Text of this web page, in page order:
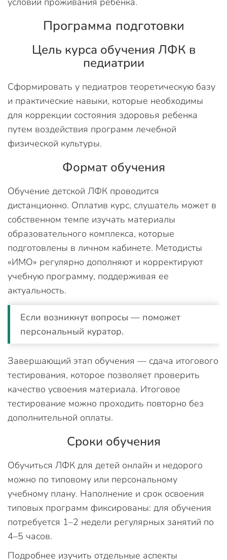
Программа подготовки
Цель курса обучения ЛФК в
педиатрии
Сформировать у педиатров теоретическую базу
и практические навыки, которые необходимы
для коррекции состояния здоровья ребенка
путем воздействия программ лечебной
физической культуры.
Формат обучения
Обучение детской ЛФК проводится
дистанционно. Оплатив курс, слушатель может в
собственном темпе изучать материалы
образовательного комплекса, которые
подготовлены в личном кабинете. Методисты
«ИМО» регулярно дополняют и корректируют
учебную программу, поддерживая ее
актуальность.
Если возникнут вопросы — поможет
персональный куратор.
Завершающий этап обучения — сдача итогового
тестирования, которое позволяет проверить
качество усвоения материала. Итоговое
тестирование можно проходить повторно без
дополнительной оплаты.
Сроки обучения
Обучиться ЛФК для детей онлайн и недорого
можно по типовому или персональному
учебному плану. Наполнение и срок освоения
типовых программ фиксированы: для обучения
потребуется 1–2 недели регулярных занятий по
4–5 часов.
Подробнее изучить отдельные аспекты